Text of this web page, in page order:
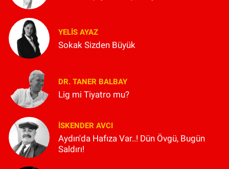
YELIS AYAZ
Sokak Sizden Büyük
DR. TANER BALBAY
Lig mi Tiyatro mu?
İSKENDER AVCI
Aydın'da Hafıza Var..! Dün Övgü, Bugün
Saldırı!